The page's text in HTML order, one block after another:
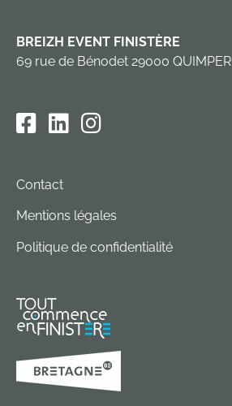
BREIZH EVENT FINISTÈRE
69 rue de Bénodet 29000 QUIMPER
Contact
Mentions légales
Politique de confidentialité